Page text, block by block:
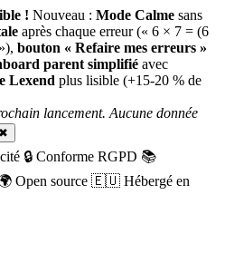
! Nouveau : Mode Calme sans
après chaque erreur (« 6 × 7 = (6
bouton « Refaire mes erreurs »
parent simplifié avec
Lexend plus lisible (+15-20 % de
lancement. Aucune donnée
✖
🔒 Conforme RGPD 📚
Open source 🇪🇺 Hébergé en